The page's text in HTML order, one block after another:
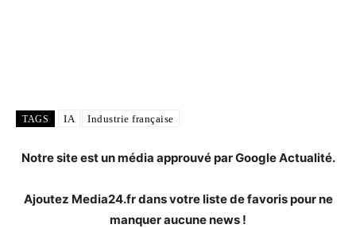
TAGS IA Industrie française
Notre site est un média approuvé par Google Actualité.
Ajoutez Media24.fr dans votre liste de favoris pour ne
manquer aucune news !